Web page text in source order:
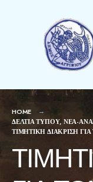
HOME
ΔΕΛΤΙΑ ΤΥΠΟΥ, ΝΕΑ-
ΤΙΜΗΤΙΚΉ ΔΙΆΚΡΙΣΗ